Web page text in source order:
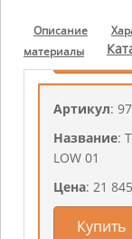
Описание
материалыКупить
Артикул:
Название:
LOW 01
Цена: 21
Купить